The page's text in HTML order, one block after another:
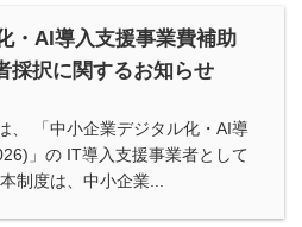
・AI導入支援事業費補助
採択に関するお知らせ
、 「中小企業デジタル化・AI導
」の IT導入支援事業者として
制度は、中小企業...